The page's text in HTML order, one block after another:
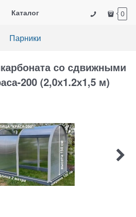
Каталог 0
Парники
со сдвижными
200 (2,0х1.2х1,5 м)